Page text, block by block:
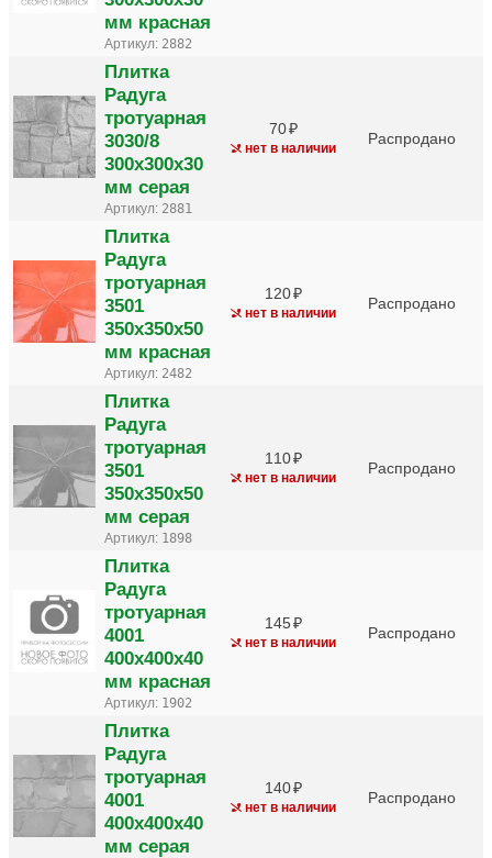
мм красная
Артикул: 2882
Плитка
Радуга
тротуарная
3030/8
300х300х30
мм серая
Артикул: 2881
70
нет в наличии
Распродано
Плитка
Радуга
тротуарная
3501
350х350х50
мм красная
Артикул: 2482
120
нет в наличии
Распродано
Плитка
Радуга
тротуарная
3501
350х350х50
мм серая
Артикул: 1898
110
нет в наличии
Распродано
Плитка
Радуга
тротуарная
4001
400х400х40
мм красная
Артикул: 1902
145
нет в наличии
Распродано
Плитка
Радуга
тротуарная
4001
400х400х40
мм серая
140
нет в наличии
Распродано